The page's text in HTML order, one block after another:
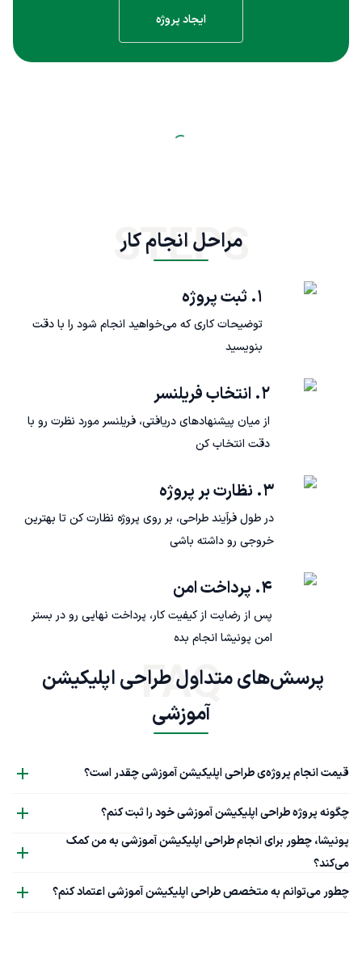
ایجاد پروژه
مراحل انجام کار
STEPS
۱. ثبت پروژه
توضیحات کاری که می‌خواهید انجام شود را با دقت
بنویسید
۲. انتخاب فریلنسر
از میان پیشنهادهای دریافتی، فریلنسر مورد نظرت رو با
دقت انتخاب کن
۳. نظارت بر پروژه
در طول فرآیند طراحی، بر روی پروژه نظارت کن تا بهترین
خروجی رو داشته باشی
۴. پرداخت امن
پس از رضایت از کیفیت کار، پرداخت نهایی رو در بستر
امن پونیشا انجام بده
پرسش‌های متداول طراحی اپلیکیشن
آموزشی
FAQ
قیمت انجام پروژه‌ی طراحی اپلیکیشن آموزشی چقدر است؟
چگونه پروژه طراحی اپلیکیشن آموزشی خود را ثبت کنم؟
پونیشا، چطور برای انجام طراحی اپلیکیشن آموزشی به من کمک
می‌کند؟
چطور می‌توانم به متخصص طراحی اپلیکیشن آموزشی اعتماد کنم؟